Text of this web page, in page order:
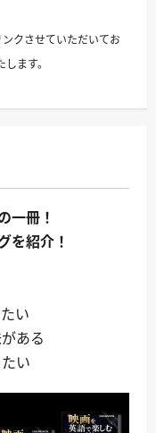
ンクさせていただいてお
ます。
一冊！
を紹介！
い
ある
い